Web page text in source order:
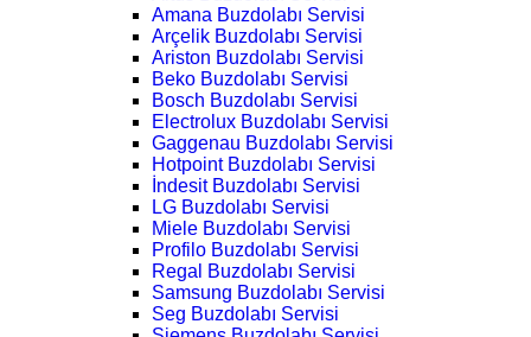
Amana Buzdolabı Servisi
Arçelik Buzdolabı Servisi
Ariston Buzdolabı Servisi
Beko Buzdolabı Servisi
Bosch Buzdolabı Servisi
Electrolux Buzdolabı Servisi
Gaggenau Buzdolabı Servisi
Hotpoint Buzdolabı Servisi
İndesit Buzdolabı Servisi
LG Buzdolabı Servisi
Miele Buzdolabı Servisi
Profilo Buzdolabı Servisi
Regal Buzdolabı Servisi
Samsung Buzdolabı Servisi
Seg Buzdolabı Servisi